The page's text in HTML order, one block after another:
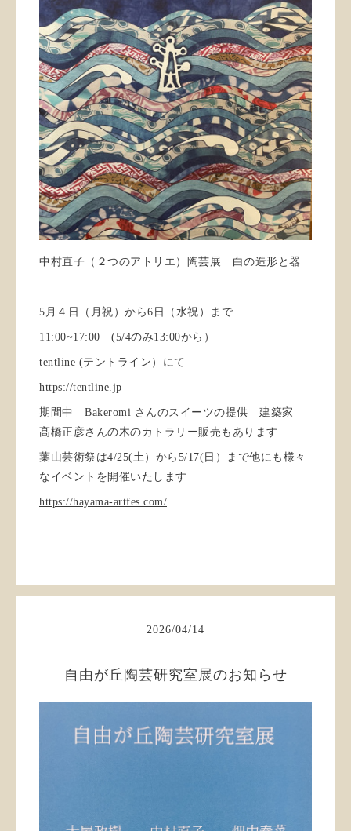
中村直子（２つのアトリエ）陶芸展 白の造形と器
5月４日（月祝）から6日（水祝）まで
11:00~17:00 (5/4のみ13:00から）
tentline (テントライン）にて
https://tentline.jp
期間中 Bakeromi さんのスイーツの提供 建築家
髙橋正彦さんの木のカトラリー販売もあります
葉山芸術祭は4/25(土）から5/17(日）まで他にも様々
なイベントを開催いたします
https://hayama-artfes.com/
2026/04/14
自由が丘陶芸研究室展のお知らせ